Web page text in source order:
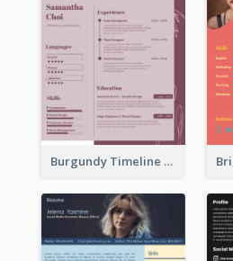
Burgundy Timeline Marketer Resume